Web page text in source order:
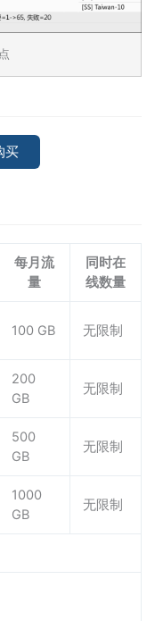
买
每月流
量
同时在
线数量
100 GB 无限制
200
GB
无限制
500
GB
无限制
1000
GB
无限制